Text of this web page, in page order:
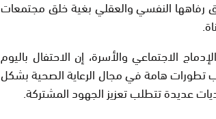
رفاهها النفسي والعقلي بغية خلق مجتمعات
الاجتماعي والأسرة، إن الاحتفال باليوم
هامة في مجال الرعاية الصحية بشكل
عديدة تتطلب تعزيز الجهود المشتركة.